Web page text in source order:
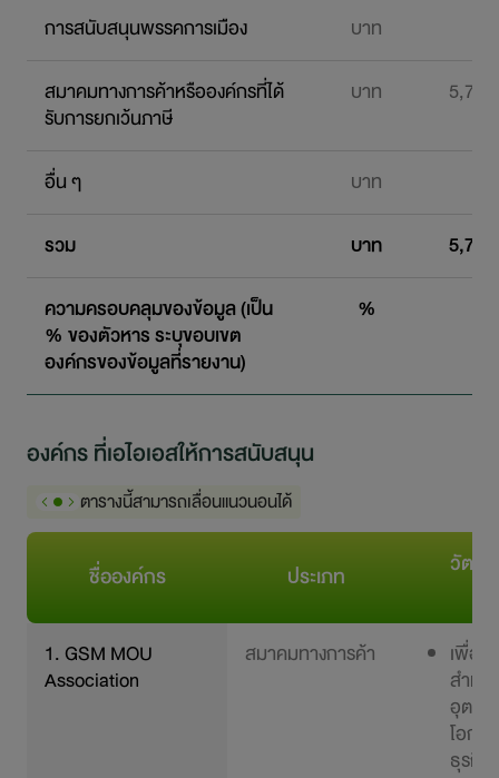
การสนับสนุนพรรคการเมือง บาท
สมาคมทางการค้าหรือองค์กรที่ได้
รับการยกเว้นภาษี
บาท
อื่น ๆ บาท
รวม
บาท
ความครอบคลุมของข้อมูล (เป็น
% ของตัวหาร ระบุขอบเขต
องค์กรของข้อมูลที่รายงาน)
%
องค์กร ที่เอไอเอสให้การสนับสนุน
ตารางนี้สามารถเลื่อนแนวนอนได้
ชื่อองค์กร ประเภท
วัตถุ
1. GSM MOU
Association
สมาคมทางการค้า
เพื่อร่
สำหรั
อุตสา
โอกา
ธุรกิจ